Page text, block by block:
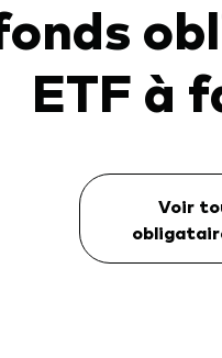
ETF à
Voir